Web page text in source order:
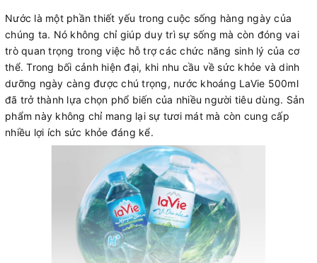
Nước là một phần thiết yếu trong cuộc sống hàng ngày của
chúng ta. Nó không chỉ giúp duy trì sự sống mà còn đóng vai
trò quan trọng trong việc hỗ trợ các chức năng sinh lý của cơ
thể. Trong bối cảnh hiện đại, khi nhu cầu về sức khỏe và dinh
dưỡng ngày càng được chú trọng, nước khoáng LaVie 500ml
đã trở thành lựa chọn phổ biến của nhiều người tiêu dùng. Sản
phẩm này không chỉ mang lại sự tươi mát mà còn cung cấp
nhiều lợi ích sức khỏe đáng kể.